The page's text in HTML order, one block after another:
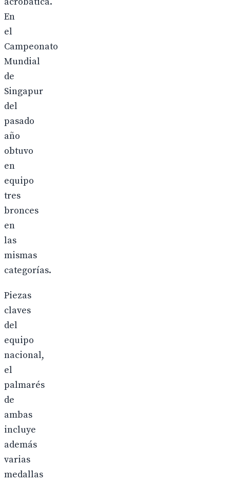
En
el
Campeonato
Mundial
de
Singapur
del
pasado
año
obtuvo
en
equipo
tres
bronces
en
las
mismas
categorías.
Piezas
claves
del
equipo
nacional,
el
palmarés
de
ambas
incluye
además
varias
medallas